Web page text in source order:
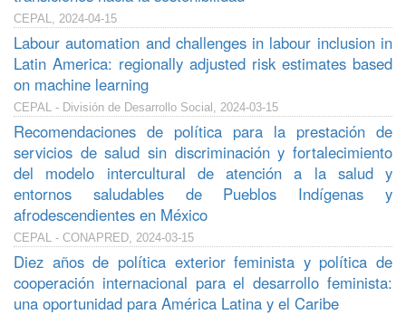
CEPAL, 2024-04-15
Labour automation and challenges in labour inclusion in
Latin America: regionally adjusted risk estimates based
on machine learning
CEPAL - División de Desarrollo Social, 2024-03-15
Recomendaciones de política para la prestación de
servicios de salud sin discriminación y fortalecimiento
del modelo intercultural de atención a la salud y
entornos saludables de Pueblos Indígenas y
afrodescendientes en México
CEPAL - CONAPRED, 2024-03-15
Diez años de política exterior feminista y política de
cooperación internacional para el desarrollo feminista:
una oportunidad para América Latina y el Caribe